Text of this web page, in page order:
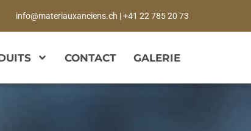
info@materiauxanciens.ch | +41 22 785 20 73
CONTACT GALERIE